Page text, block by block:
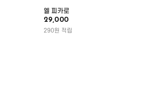
엘 피카로
29,000
290원 적립